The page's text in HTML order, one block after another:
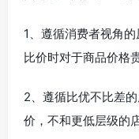
1、遵循消费者视角
比价时对于商品价格
2、遵循比优不比差
价，不和更低层级的